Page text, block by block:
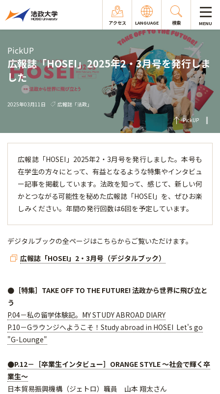
アクセス LANGUAGE 検索 MENU
PickUP
広報誌「HOSEI」2025年2・3月号を発行しま
した
2025年03月11日 広報誌「法政」
PickUP
広報誌「HOSEI」2025年2・3月号を発行しました。本号も
在学生の方々にとって、有益となるような特集やインタビュ
ー記事を掲載しています。法政を知って、感じて、新しい何
かとつながる可能性を秘めた広報誌「HOSEI」を、ぜひお楽
しみください。年間の発行回数は6回を予定しています。
デジタルブックの全ページはこちらからご覧いただけます。
広報誌「HOSEI」2・3月号（デジタルブック）
●［特集］TAKE OFF TO THE FUTURE! 法政から世界に飛び立と
う
P.04－私の留学体験記。MY STUDY ABROAD DIARY
P.10－Gラウンジへようこそ！Study abroad in HOSEI Let's go
"G-Lounge"
●P.12－［卒業生インタビュー］ORANGE STYLE ～社会で輝く卒
業生～
日本貿易振興機構（ジェトロ）職員 山本 翔太さん